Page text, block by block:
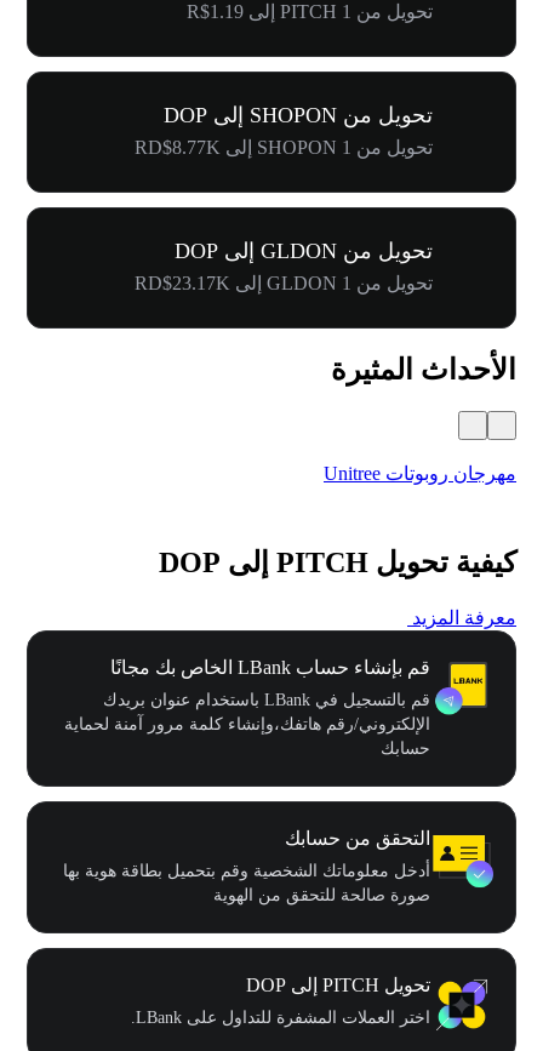
تحويل من 1 PITCH إلى R$1.19
تحويل من SHOPON إلى DOP
تحويل من 1 SHOPON إلى RD$8.77K
تحويل من GLDON إلى DOP
تحويل من 1 GLDON إلى RD$23.17K
الأحداث المثيرة
مهرجان روبوتات Unitree
كيفية تحويل PITCH إلى DOP
معرفة المزيد
قم بإنشاء حساب LBank الخاص بك مجانًا
قم بالتسجيل في LBank باستخدام عنوان بريدك
الإلكتروني/رقم هاتفك،وإنشاء كلمة مرور آمنة لحماية
حسابك
التحقق من حسابك
أدخل معلوماتك الشخصية وقم بتحميل بطاقة هوية بها
صورة صالحة للتحقق من الهوية
تحويل PITCH إلى DOP
اختر العملات المشفرة للتداول على LBank.